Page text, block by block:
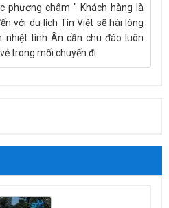
phương châm " Khách hàng là
với du lịch Tín Việt sẽ hài lòng
tình Ân cần chu đáo luôn
trong mối chuyến đi.